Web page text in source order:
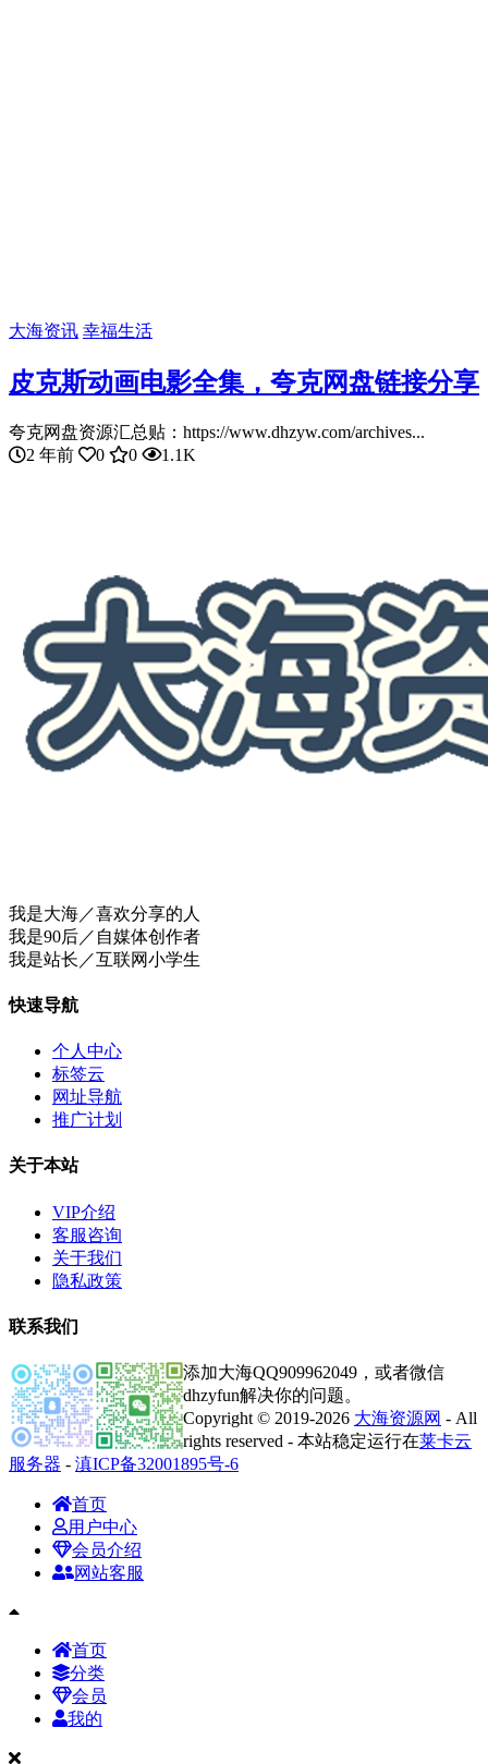
大海资讯 幸福生活
皮克斯动画电影全集，夸克网盘链接分享
夸克网盘资源汇总贴：https://www.dhzyw.com/archives...
2 年前
0 0 1.1K
我是大海／喜欢分享的人
我是90后／自媒体创作者
我是站长／互联网小学生
快速导航
个人中心
标签云
网址导航
推广计划
关于本站
VIP介绍
客服咨询
关于我们
隐私政策
联系我们
添加大海QQ909962049，或者微信
dhzyfun解决你的问题。
Copyright © 2019-2026 大海资源网 - All
rights reserved - 本站稳定运行在莱卡云
服务器 - 滇ICP备32001895号-6
首页
用户中心
会员介绍
网站客服
首页
分类
会员
我的